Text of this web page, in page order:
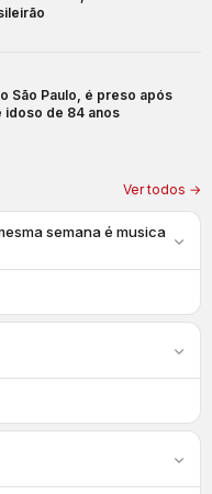
São Paulo, é preso após
idoso de 84 anos
Ver todos →
semana é musica